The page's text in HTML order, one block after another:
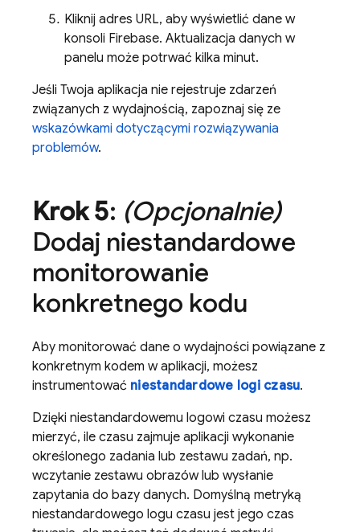
Kliknij adres URL, aby wyświetlić dane w
konsoli Firebase. Aktualizacja danych w
panelu może potrwać kilka minut.
Jeśli Twoja aplikacja nie rejestruje zdarzeń
związanych z wydajnością, zapoznaj się ze
wskazówkami dotyczącymi rozwiązywania
problemów.
Krok 5: (Opcjonalnie)
Dodaj niestandardowe
monitorowanie
konkretnego kodu
Aby monitorować dane o wydajności powiązane z
konkretnym kodem w aplikacji, możesz
instrumentować niestandardowe logi czasu.
Dzięki niestandardowemu logowi czasu możesz
mierzyć, ile czasu zajmuje aplikacji wykonanie
określonego zadania lub zestawu zadań, np.
wczytanie zestawu obrazów lub wysłanie
zapytania do bazy danych. Domyślną metryką
niestandardowego logu czasu jest jego czas